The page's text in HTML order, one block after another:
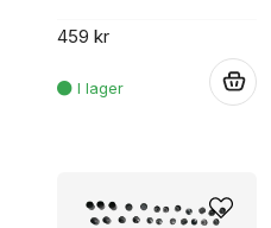
459 kr